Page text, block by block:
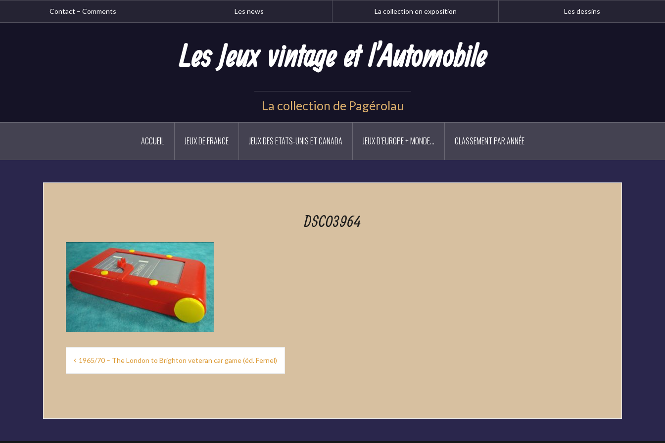
Contact – Comments Les news La collection en exposition Les dessins
Les Jeux vintage et l'Automobile
La collection de Pagérolau
ACCUEIL JEUX DE FRANCE JEUX DES ETATS-UNIS ET CANADA JEUX D’EUROPE + MONDE… CLASSEMENT PAR ANNÉE
DSC03964
Navigation
de
1965/70 – The London to Brighton veteran car game (éd. Fernel)